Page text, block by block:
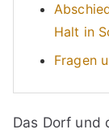
Halt in
Fragen
Das Dorf und